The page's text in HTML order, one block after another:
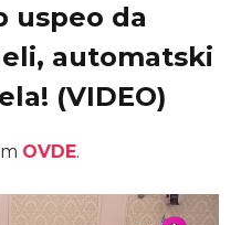
uspeo da
automatski
(VIDEO)
OVDE.